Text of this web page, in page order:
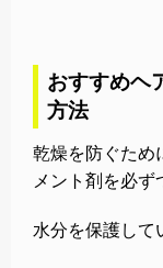
おすすめヘ
方法
乾燥を防ぐため
メント剤を必ず
水分を保護して